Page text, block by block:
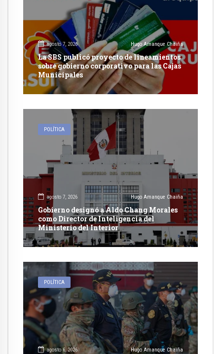
agosto 7, 2026 Hugo Amanque Chaiña
La SBS publicó proyecto de lineamientos
sobre gobierno corporativo para las Cajas
Municipales
POLÍTICA
agosto 7, 2026 Hugo Amanque Chaiña
Gobierno designó a Aldo Chang Morales
como Director de Inteligencia del
Ministerio del Interior
POLÍTICA
agosto 6, 2026 Hugo Amanque Chaiña